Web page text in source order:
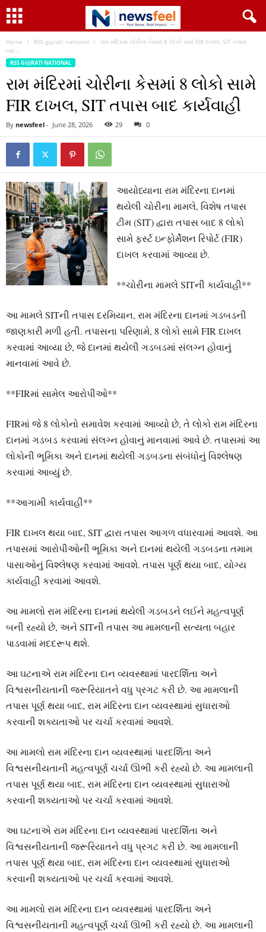
Home RSS gujrati national
રામ મંદિરમાં ચોરીના કેસમાં 8 લોકો સામે FIR દાખલ, SIT તપાસ
બાદ...
RSS GUJRATI NATIONAL
રામ મંદિરમાં ચોરીના કેસમાં 8 લોકો સામે
FIR દાખલ, SIT તપાસ બાદ કાર્યવાહી
By newsfeel - June 28, 2026 29 0
આયોધ્યાના રામ મંદિરના દાનમાં
થયેલી ચોરીના મામલે, વિશેષ તપાસ
ટીમ (SIT) દ્વારા તપાસ બાદ 8 લોકો
સામે ફર્સ્ટ ઇન્ફોર્મેશન રિપોર્ટ (FIR)
દાખલ કરવામાં આવ્યા છે.
**ચોરીના મામલે SITની કાર્યવાહી**
આ મામલે SITની તપાસ દરમિયાન, રામ મંદિરના દાનમાં ગડબડની
જાણકારી મળી હતી. તપાસના પરિણામે, 8 લોકો સામે FIR દાખલ
કરવામાં આવ્યા છે, જે દાનમાં થયેલી ગડબડમાં સંલગ્ન હોવાનું
માનવામાં આવે છે.
**FIRમાં સામેલ આરોપીઓ**
FIRમાં જે 8 લોકોનો સમાવેશ કરવામાં આવ્યો છે, તે લોકો રામ મંદિરના
દાનમાં ગડબડ કરવામાં સંલગ્ન હોવાનું માનવામાં આવે છે. તપાસમાં આ
લોકોની ભૂમિકા અને દાનમાં થયેલી ગડબડના સંબંધોનું વિશ્લેષણ
કરવામાં આવ્યું છે.
**આગામી કાર્યવાહી**
FIR દાખલ થયા બાદ, SIT દ્વારા તપાસ આગળ વધારવામાં આવશે. આ
તપાસમાં આરોપીઓની ભૂમિકા અને દાનમાં થયેલી ગડબડના તમામ
પાસાઓનું વિશ્લેષણ કરવામાં આવશે. તપાસ પૂર્ણ થયા બાદ, યોગ્ય
કાર્યવાહી કરવામાં આવશે.
આ મામલો રામ મંદિરના દાનમાં થયેલી ગડબડને લઈને મહત્વપૂર્ણ
બની રહ્યો છે, અને SITની તપાસ આ મામલાની સત્યતા બહાર
પાડવામાં મદદરૂપ થશે.
આ ઘટનાએ રામ મંદિરના દાન વ્યવસ્થામાં પારદર્શિતા અને
વિશ્વસનીયતાની જરૂરિયાતને વધુ પ્રગટ કરી છે. આ મામલાની
તપાસ પૂર્ણ થયા બાદ, રામ મંદિરના દાન વ્યવસ્થામાં સુધારાઓ
કરવાની શક્યતાઓ પર ચર્ચા કરવામાં આવશે.
આ મામલો રામ મંદિરના દાન વ્યવસ્થામાં પારદર્શિતા અને
વિશ્વસનીયતાની મહત્વપૂર્ણ ચર્ચા ઊભી કરી રહ્યો છે. આ મામલાની
તપાસ પૂર્ણ થયા બાદ, રામ મંદિરના દાન વ્યવસ્થામાં સુધારાઓ
કરવાની શક્યતાઓ પર ચર્ચા કરવામાં આવશે.
આ ઘટનાએ રામ મંદિરના દાન વ્યવસ્થામાં પારદર્શિતા અને
વિશ્વસનીયતાની જરૂરિયાતને વધુ પ્રગટ કરી છે. આ મામલાની
તપાસ પૂર્ણ થયા બાદ, રામ મંદિરના દાન વ્યવસ્થામાં સુધારાઓ
કરવાની શક્યતાઓ પર ચર્ચા કરવામાં આવશે.
આ મામલો રામ મંદિરના દાન વ્યવસ્થામાં પારદર્શિતા અને
વિશ્વસનીયતાની મહત્વપૂર્ણ ચર્ચા ઊભી કરી રહ્યો છે. આ મામલાની